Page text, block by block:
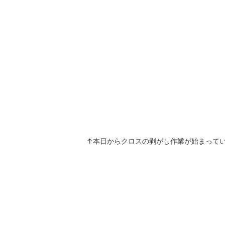
↑本日からクロスの剥がし作業が始まって